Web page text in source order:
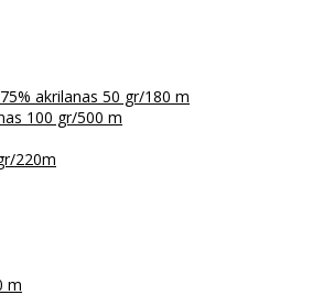
akrilanas 50 gr/180 m
100 gr/500 m
220m
m